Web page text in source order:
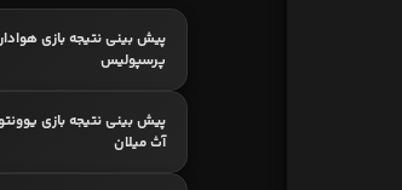
پیش بینی نتیجه بازی
پرسپولیس
پیش بینی نتیجه بازی
آث میلان